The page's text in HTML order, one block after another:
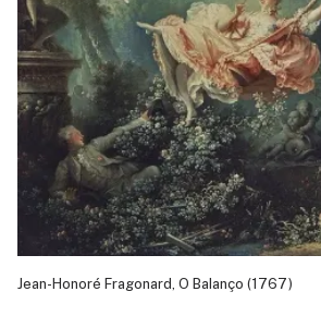
Jean-Honoré Fragonard, O Balanço (1767)